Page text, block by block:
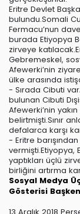
Eritre Devlet
bulundu.Somali
Fermacu’nun
burada Etiyopya
zirveye
Gebremeskel,
Afewerki’nin
ülke arasında
- Sırada Cibuti
bulunan Cibuti
Afewerki’nin
belirtmişti.Sınır
defalarca karşı
- Eritre
vermişti.Etiyopya,
yaptıkları üçlü
birliğini artırma
Sosyal Medya
Gösterisi